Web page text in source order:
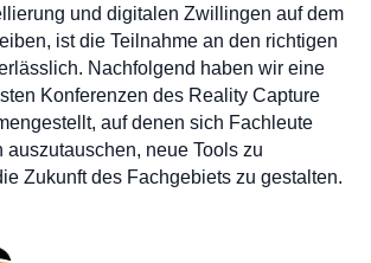
und digitalen Zwillingen auf dem
ist die Teilnahme an den richtigen
Nachfolgend haben wir eine
Konferenzen des Reality Capture
auf denen sich Fachleute
auszutauschen, neue Tools zu
Zukunft des Fachgebiets zu gestalten.